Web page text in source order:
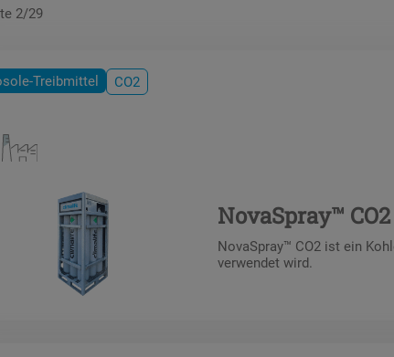
2/29
Treibmittel CO2
NovaSpray™ CO2
NovaSpray™ CO2 ist ein
verwendet wird.